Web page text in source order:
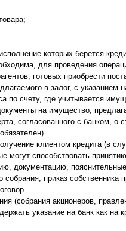
которых берется
для проведения
готовых приобрести
в залог, с
по счету, где учитывается
на имущество,
согласованного с банком,
клиентом кредита (в
могут способствовать
документацию,
приказ собственника
(собрания акционеров,
указание на банк как на